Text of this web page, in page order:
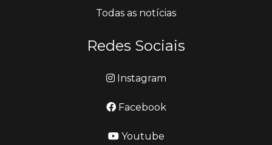
Todas as notícias
Redes Sociais
Instagram
Facebook
Youtube